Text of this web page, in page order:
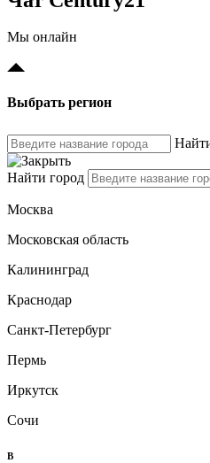
Мы онлайн
Выбрать регион
Найти город
Москва
Московская область
Калининград
Краснодар
Санкт-Петербург
Пермь
Иркутск
Сочи
B